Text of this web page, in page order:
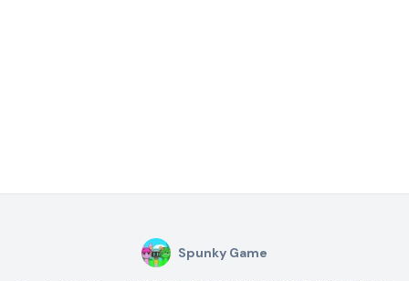
Spunky Game